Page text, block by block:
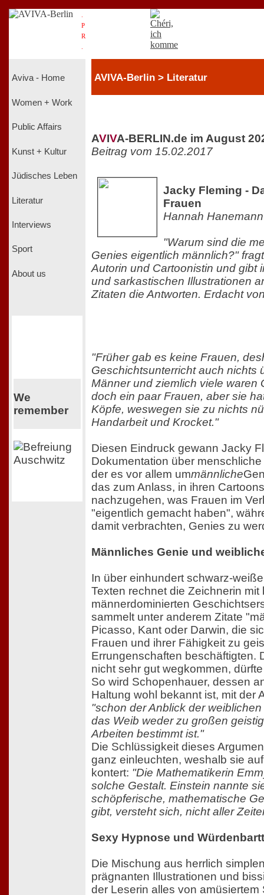
P
R
Aviva - Home
Women + Work
Public Affairs
Kunst + Kultur
Jüdisches Leben
Literatur
Interviews
Sport
About us
We
remember
AVIVA-Berlin > Literatur
AVIVA-BERLIN.de im August
Beitrag vom 15.02.2017
Jacky Fleming -
Frauen
Hannah Hanemann
"Warum sind die
Genies eigentlich männlich?"
Autorin und Cartoonistin und gibt
und sarkastischen Illustrationen
Zitaten die Antworten. Erdacht
"Früher gab es keine Frauen,
Geschichtsunterricht auch nichts
Männer und ziemlich viele waren
doch ein paar Frauen, aber sie
Köpfe, weswegen sie zu nichts
Handarbeit und Krocket."
Diesen Eindruck gewann Jacky
Dokumentation über
der es vor allem ummännliche
das zum Anlass, in ihren
nachzugehen, was Frauen im
"eigentlich gemacht haben",
damit verbrachten, Genies zu
Männliches Genie und
In über einhundert schwarz-
Texten rechnet die Zeichnerin mit
männerdominierten
sammelt unter anderem Zitate
Picasso, Kant oder Darwin, die
Frauen und ihrer Fähigkeit zu
Errungenschaften beschäftigten.
nicht sehr gut wegkommen,
So wird Schopenhauer, dessen
Haltung wohl bekannt ist, mit der
"schon der Anblick der
das Weib weder zu großen
Arbeiten bestimmt ist."
Die Schlüssigkeit dieses
ganz einleuchten, weshalb sie
kontert: "Die Mathematikerin
solche Gestalt. Einstein nannte
schöpferische, mathematische
gibt, versteht sich, nicht aller
Sexy Hypnose und
Die Mischung aus herrlich
prägnanten Illustrationen und
der Leserin alles von